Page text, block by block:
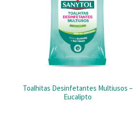
Toalhitas Desinfetantes Multiusos –
Eucalipto